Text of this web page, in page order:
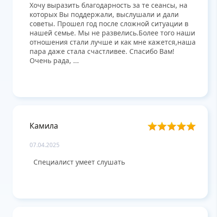
Хочу выразить благодарность за те сеансы, на
которых Вы поддержали, выслушали и дали
советы. Прошел год после сложной ситуации в
нашей семье. Мы не развелись.Более того наши
отношения стали лучше и как мне кажется,наша
пара даже стала счастливее. Спасибо Вам!
Очень рада, ...
Камила
07.04.2025
Специалист умеет слушать